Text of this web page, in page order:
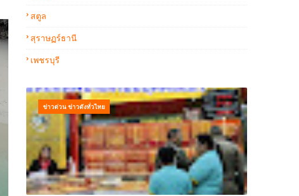
สตูล
สุราษฏร์ธานี
เพชรบุรี
ข่าวด่วน ข่าวดังทั่วไทย